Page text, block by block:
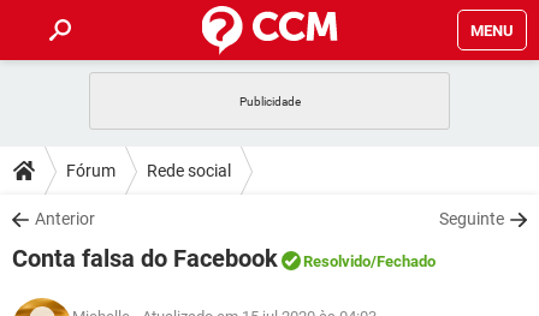
MENU
CELULAR
OUTLOOK
INSTAGRAM GMAIL
GUIA DE COMPRAS
DICAS
JOGOS
DOWNLOADS
JOGOS WHATSAPP
CELULAR
Fórum Rede social
Anterior Seguinte
Conta falsa do Facebook Resolvido/Fechado